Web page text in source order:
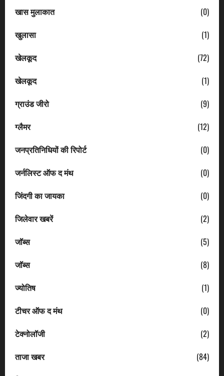
खास मुलाकात
(0)
खुलासा
(1)
खेलकूद
(72)
खेलकूद
(1)
ग्राउंड जीरो
(9)
ग्लैमर
(12)
जनप्रतिनिधियों की रिपोर्ट
(0)
जर्नलिस्ट ऑफ द मंथ
(0)
जिंदगी का जायका
(0)
जिलेवार खबरें
(2)
जॉब्स
(5)
जॉब्स
(8)
ज्योतिष
(1)
टीचर ऑफ द मंथ
(0)
टेक्नोलॉजी
(2)
ताजा खबर
(84)